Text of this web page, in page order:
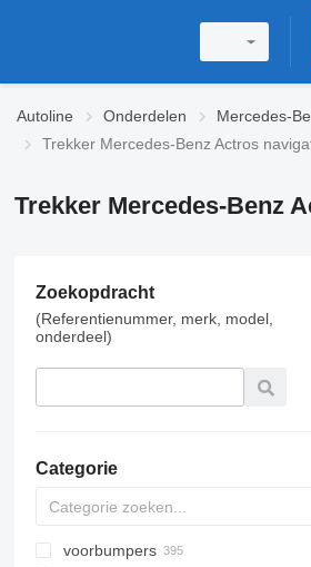
Autoline Onderdelen Mercedes-
Trekker Mercedes-Benz Actros
Trekker Mercedes-Benz
Zoekopdracht
(Referentienummer, merk, model,
onderdeel)
Categorie
voorbumpers